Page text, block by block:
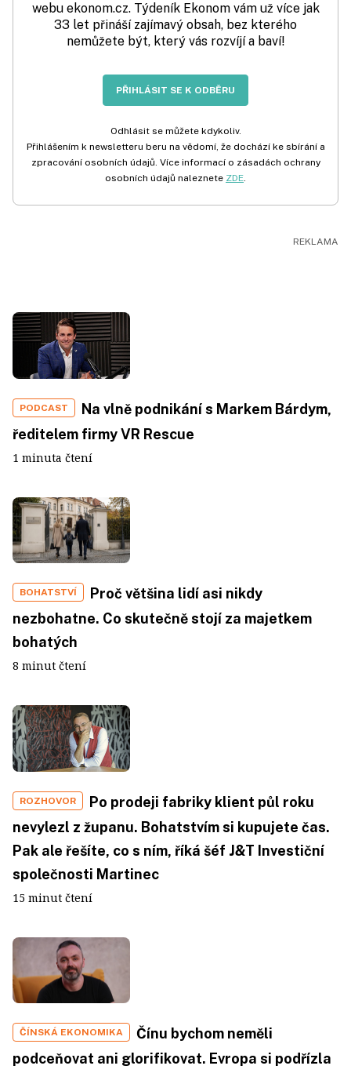
webu ekonom.cz. Týdeník Ekonom vám už více jak
33 let přináší zajímavý obsah, bez kterého
nemůžete být, který vás rozvíjí a baví!
PŘIHLÁSIT SE K ODBĚRU
Odhlásit se můžete kdykoliv.
Přihlášením k newsletteru beru na vědomí, že dochází ke sbírání a
zpracování osobních údajů. Více informací o zásadách ochrany
osobních údajů naleznete ZDE.
PODCAST
Na vlně podnikání s Markem Bárdym,
ředitelem firmy VR Rescue
1 minuta čtení
BOHATSTVÍ
Proč většina lidí asi nikdy
nezbohatne. Co skutečně stojí za majetkem
bohatých
8 minut čtení
ROZHOVOR
Po prodeji fabriky klient půl roku
nevylezl z županu. Bohatstvím si kupujete čas.
Pak ale řešíte, co s ním, říká šéf J&T Investiční
společnosti Martinec
15 minut čtení
ČÍNSKÁ EKONOMIKA
Čínu bychom neměli
podceňovat ani glorifikovat. Evropa si podřízla